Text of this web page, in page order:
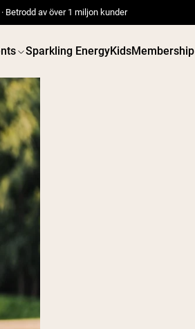
Betrodd av över 1 miljon kunder
Sparkling EnergyKidsMembership